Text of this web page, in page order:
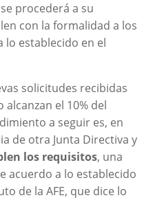
procederá a su
con la formalidad a los
lo establecido en el
solicitudes recibidas
el 10% del
a seguir es, en
de otra Junta Directiva y
los requisitos, una
acuerdo a lo establecido
de la AFE, que dice lo